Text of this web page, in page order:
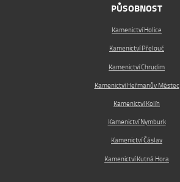
PŮSOBNOST
Kamenictví Holice
Kamenictví Přelouč
Kamenictví Chrudim
Kamenictví Heřmanův Městec
Kamenictví Kolín
Kamenictví Nymburk
Kamenictví Čáslav
Kamenictví Kutná Hora